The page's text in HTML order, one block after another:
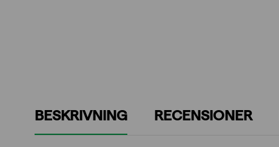
BESKRIVNING RECENSIONER